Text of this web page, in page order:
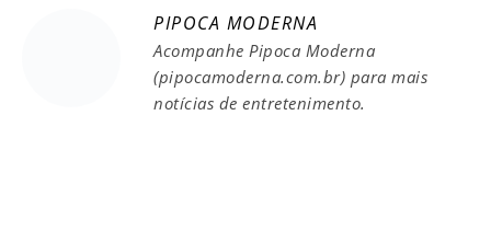
PIPOCA MODERNA
Acompanhe Pipoca Moderna
(pipocamoderna.com.br) para mais
notícias de entretenimento.